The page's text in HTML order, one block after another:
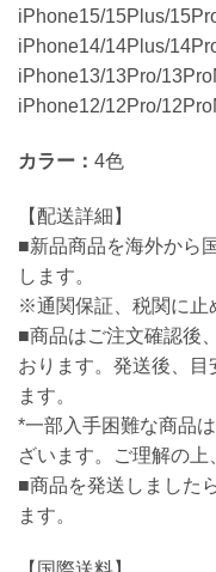
iPhone15/15Plus/
iPhone14/14Plus/
iPhone13/13Pro/
iPhone12/12Pro/
カラー： 4色
【配送詳細】
■新品商品を海外から
します。
※通関保証、税関に止
■商品はご注文確認後
おります。発送後、目
ます。
*一部入手困難な商品
ざいます。ご理解の上
■商品を発送しました
ます。